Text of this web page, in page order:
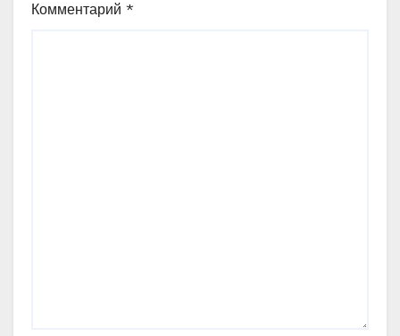
Комментарий *